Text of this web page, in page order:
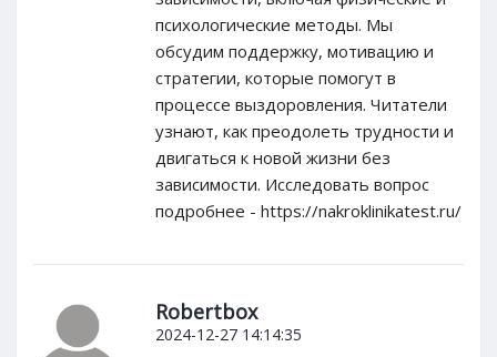
психологические методы. Мы
обсудим поддержку, мотивацию и
стратегии, которые помогут в
процессе выздоровления. Читатели
узнают, как преодолеть трудности и
двигаться к новой жизни без
зависимости. Исследовать вопрос
подробнее - https://nakroklinikatest.ru/
Robertbox
2024-12-27 14:14:35